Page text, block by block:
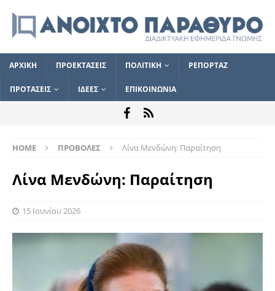
ΑΡΧΙΚΗ ΠΡΟΕΚΤΑΣΕΙΣ ΠΟΛΙΤΙΚΗ ΡΕΠΟΡΤΑΖ
ΠΡΟΤΑΣΕΙΣ ΙΔΕΕΣ ΕΠΙΚΟΙΝΩΝΙΑ
HOME ΠΡΟΒΟΛΕΣ Λίνα Μενδώνη: Παραίτηση
Λίνα Μενδώνη: Παραίτηση
15 Ιουνίου 2026